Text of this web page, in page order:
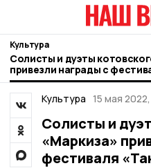
Культура
Солисты и дуэты
привезли награды с
без границ»
Культура 15 мая
Солисты и
«Маркиза»
фестиваля